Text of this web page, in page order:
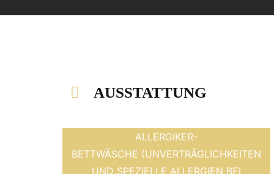
AUSSTATTUNG
ALLERGIKER-
BETTWÄSCHE (UNVERTRÄGLICHKEITEN
UND SPEZIELLE ALLERGIEN BEI